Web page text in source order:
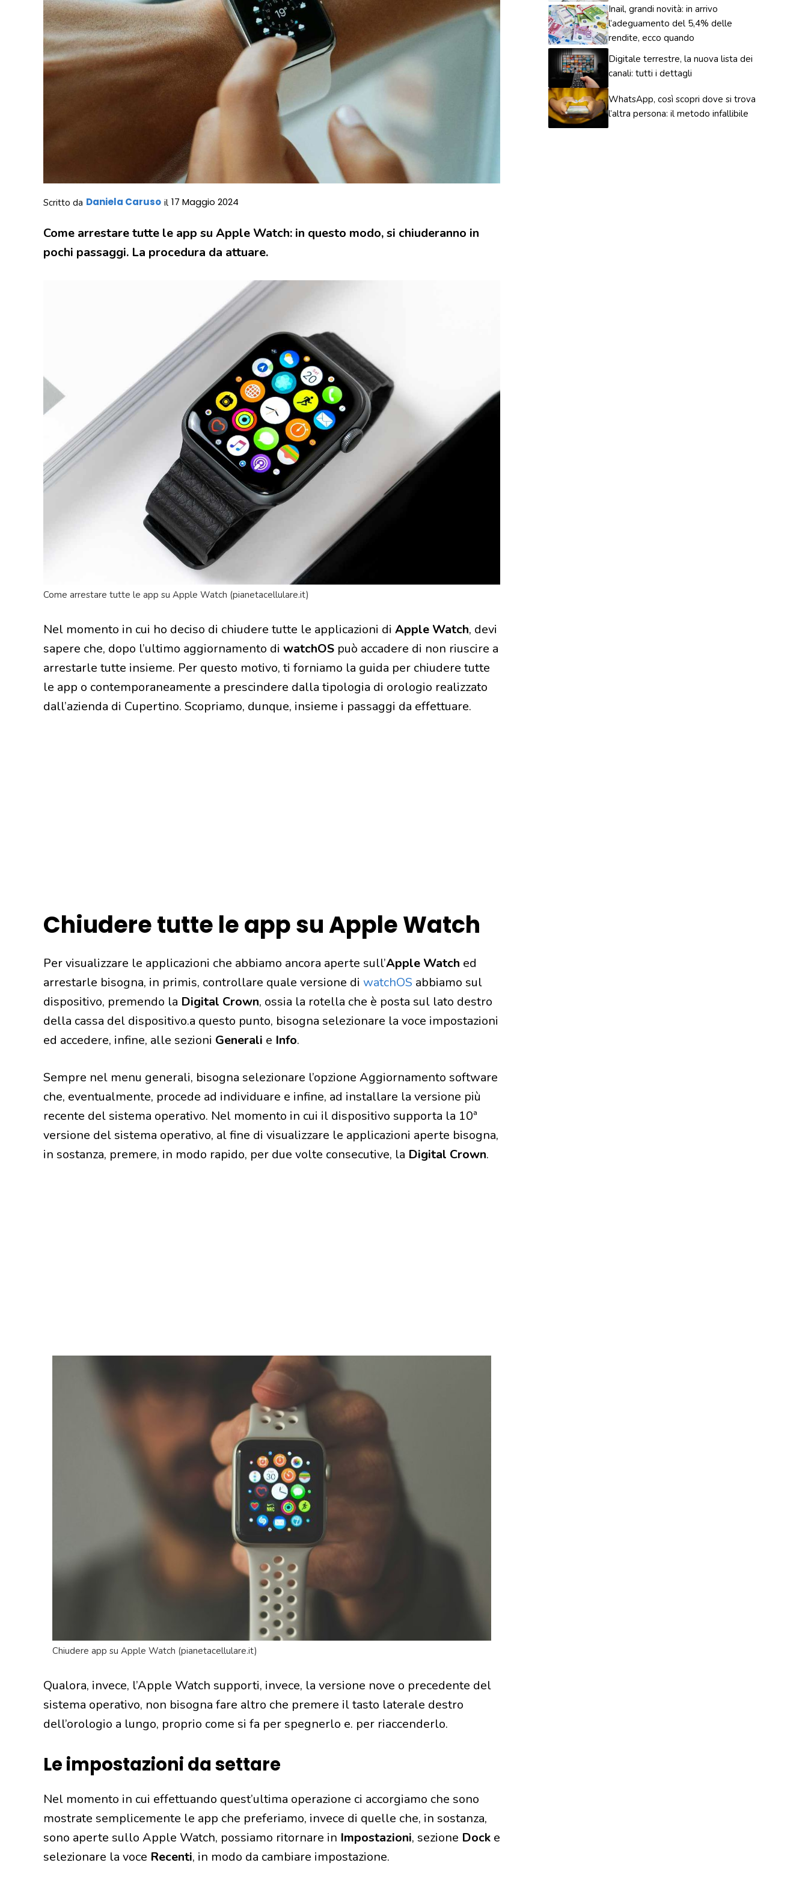
Scritto da Daniela Caruso il 17 Maggio 2024
Come arrestare tutte le app su Apple Watch: in questo modo, si chiuderanno in
pochi passaggi. La procedura da attuare.
Come arrestare tutte le app su Apple Watch (pianetacellulare.it)
Nel momento in cui ho deciso di chiudere tutte le applicazioni di Apple Watch, devi
sapere che, dopo l’ultimo aggiornamento di watchOS può accadere di non riuscire a
arrestarle tutte insieme. Per questo motivo, ti forniamo la guida per chiudere tutte
le app o contemporaneamente a prescindere dalla tipologia di orologio realizzato
dall’azienda di Cupertino. Scopriamo, dunque, insieme i passaggi da effettuare.
Chiudere tutte le app su Apple Watch
Per visualizzare le applicazioni che abbiamo ancora aperte sull’Apple Watch ed
arrestarle bisogna, in primis, controllare quale versione di watchOS abbiamo sul
dispositivo, premendo la Digital Crown, ossia la rotella che è posta sul lato destro
della cassa del dispositivo.a questo punto, bisogna selezionare la voce impostazioni
ed accedere, infine, alle sezioni Generali e Info.
Sempre nel menu generali, bisogna selezionare l’opzione Aggiornamento software
che, eventualmente, procede ad individuare e infine, ad installare la versione più
recente del sistema operativo. Nel momento in cui il dispositivo supporta la 10ª
versione del sistema operativo, al fine di visualizzare le applicazioni aperte bisogna,
in sostanza, premere, in modo rapido, per due volte consecutive, la Digital Crown.
Chiudere app su Apple Watch (pianetacellulare.it)
Qualora, invece, l’Apple Watch supporti, invece, la versione nove o precedente del
sistema operativo, non bisogna fare altro che premere il tasto laterale destro
dell’orologio a lungo, proprio come si fa per spegnerlo e. per riaccenderlo.
Le impostazioni da settare
Nel momento in cui effettuando quest’ultima operazione ci accorgiamo che sono
mostrate semplicemente le app che preferiamo, invece di quelle che, in sostanza,
sono aperte sullo Apple Watch, possiamo ritornare in Impostazioni, sezione Dock e
selezionare la voce Recenti, in modo da cambiare impostazione.
Inail, grandi novità: in arrivo
l’adeguamento del 5,4% delle
rendite, ecco quando
Digitale terrestre, la nuova lista dei
canali: tutti i dettagli
WhatsApp, così scopri dove si trova
l’altra persona: il metodo infallibile